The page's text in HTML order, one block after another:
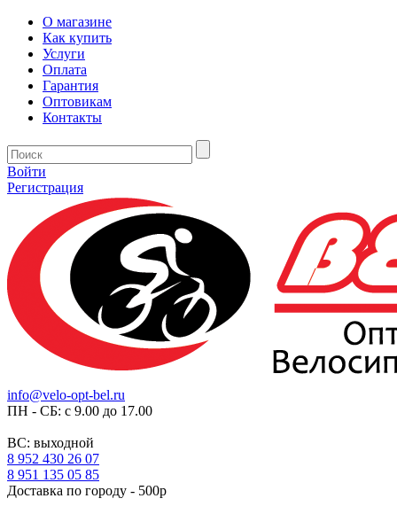
О магазине
Как купить
Услуги
Оплата
Гарантия
Оптовикам
Контакты
Войти
Регистрация
info@velo-opt-bel.ru
ПН - СБ: с 9.00 до 17.00
ВС: выходной
8 952 430 26 07
8 951 135 05 85
Доставка по городу - 500р